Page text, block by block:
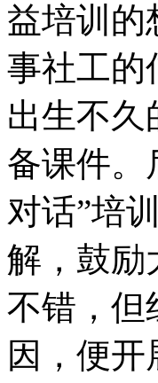
益培训的
事社工的
出生不久
备课件。
对话”培
解，鼓励
不错，但
因，便